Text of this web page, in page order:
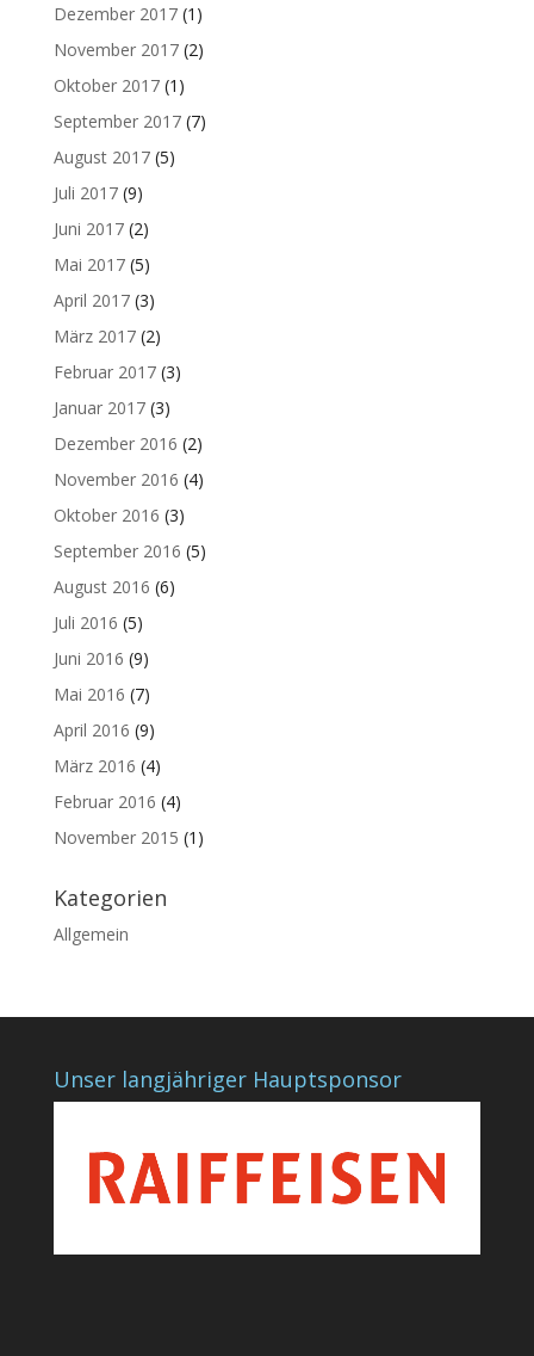
Dezember 2017(1)
November 2017(2)
Oktober 2017(1)
September 2017(7)
August 2017(5)
Juli 2017(9)
Juni 2017(2)
Mai 2017(5)
April 2017(3)
März 2017(2)
Februar 2017(3)
Januar 2017(3)
Dezember 2016 (2)
November 2016 (4)
Oktober 2016 (3)
September 2016 (5)
August 2016 (6)
Juli 2016 (5)
Juni 2016 (9)
Mai 2016 (7)
April 2016 (9)
März 2016 (4)
Februar 2016 (4)
November 2015 (1)
Kategorien
Allgemein
Unser langjähriger Hauptsponsor